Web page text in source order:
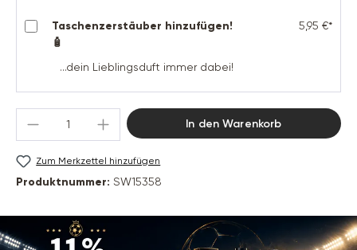
Taschenzerstäuber hinzufügen!
🧴
...dein Lieblingsduft immer dabei!
5,95 €*
Produkt Anzahl: Gib den gewünschten
In den Warenkorb
Zum Merkzettel hinzufügen
Produktnummer: SW15358